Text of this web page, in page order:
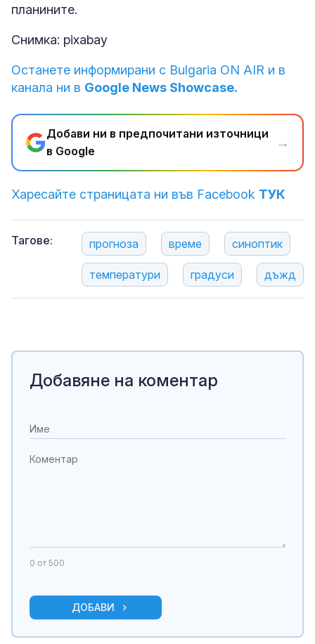
планините.
Снимка: pixabay
Останете информирани с Bulgaria ON AIR и в
канала ни в Google News Showcase.
Добави ни в предпочитани източници
в Google
→
Харесайте страницата ни във Facebook ТУК
Тагове: прогноза време синоптик
температури градуси дъжд
Добавяне на коментар
0 от 500
ДОБАВИ